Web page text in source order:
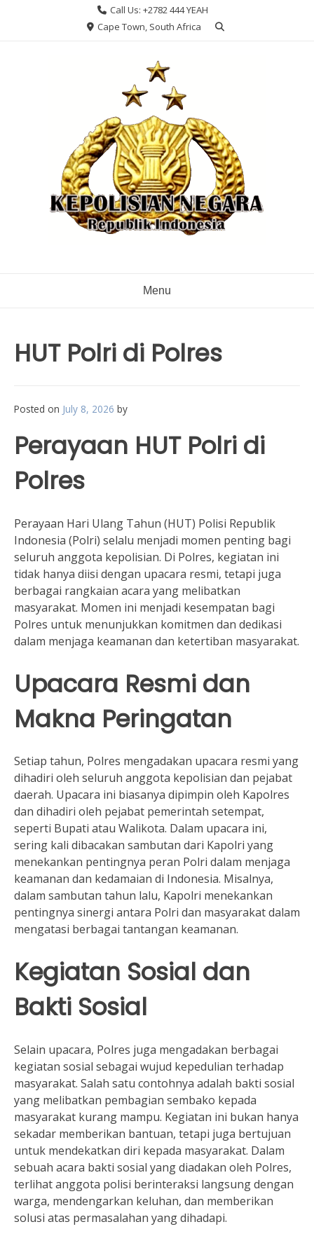
Call Us: +2782 444 YEAH
Cape Town, South Africa
Menu
HUT Polri di Polres
Posted on July 8, 2026 by
Perayaan HUT Polri di
Polres
Perayaan Hari Ulang Tahun (HUT) Polisi Republik
Indonesia (Polri) selalu menjadi momen penting bagi
seluruh anggota kepolisian. Di Polres, kegiatan ini
tidak hanya diisi dengan upacara resmi, tetapi juga
berbagai rangkaian acara yang melibatkan
masyarakat. Momen ini menjadi kesempatan bagi
Polres untuk menunjukkan komitmen dan dedikasi
dalam menjaga keamanan dan ketertiban masyarakat.
Upacara Resmi dan
Makna Peringatan
Setiap tahun, Polres mengadakan upacara resmi yang
dihadiri oleh seluruh anggota kepolisian dan pejabat
daerah. Upacara ini biasanya dipimpin oleh Kapolres
dan dihadiri oleh pejabat pemerintah setempat,
seperti Bupati atau Walikota. Dalam upacara ini,
sering kali dibacakan sambutan dari Kapolri yang
menekankan pentingnya peran Polri dalam menjaga
keamanan dan kedamaian di Indonesia. Misalnya,
dalam sambutan tahun lalu, Kapolri menekankan
pentingnya sinergi antara Polri dan masyarakat dalam
mengatasi berbagai tantangan keamanan.
Kegiatan Sosial dan
Bakti Sosial
Selain upacara, Polres juga mengadakan berbagai
kegiatan sosial sebagai wujud kepedulian terhadap
masyarakat. Salah satu contohnya adalah bakti sosial
yang melibatkan pembagian sembako kepada
masyarakat kurang mampu. Kegiatan ini bukan hanya
sekadar memberikan bantuan, tetapi juga bertujuan
untuk mendekatkan diri kepada masyarakat. Dalam
sebuah acara bakti sosial yang diadakan oleh Polres,
terlihat anggota polisi berinteraksi langsung dengan
warga, mendengarkan keluhan, dan memberikan
solusi atas permasalahan yang dihadapi.